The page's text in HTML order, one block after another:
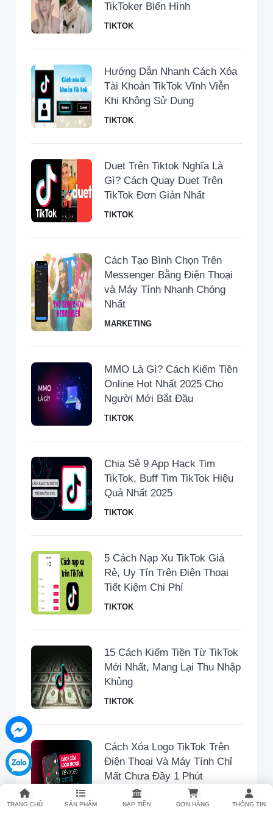
TRANG CHỦ SẢN PHẨM NẠP TIỀN ĐƠN HÀNG THÔNG TIN
TikToker Biến Hình
TIKTOK
Hướng Dẫn Nhanh Cách Xóa
Tài Khoản TikTok Vĩnh Viễn
Khi Không Sử Dụng
TIKTOK
Duet Trên Tiktok Nghĩa Là
Gì? Cách Quay Duet Trên
TikTok Đơn Giản Nhất
TIKTOK
Cách Tạo Bình Chọn Trên
Messenger Bằng Điện Thoại
và Máy Tính Nhanh Chóng
Nhất
MARKETING
MMO Là Gì? Cách Kiếm Tiền
Online Hot Nhất 2025 Cho
Người Mới Bắt Đầu
TIKTOK
Chia Sẻ 9 App Hack Tim
TikTok, Buff Tim TikTok Hiệu
Quả Nhất 2025
TIKTOK
5 Cách Nạp Xu TikTok Giá
Rẻ, Uy Tín Trên Điện Thoại
Tiết Kiệm Chi Phí
TIKTOK
15 Cách Kiếm Tiền Từ TikTok
Mới Nhất, Mang Lại Thu Nhập
Khủng
TIKTOK
Cách Xóa Logo TikTok Trên
Điện Thoại Và Máy Tính Chỉ
Mất Chưa Đầy 1 Phút
TIKTOK